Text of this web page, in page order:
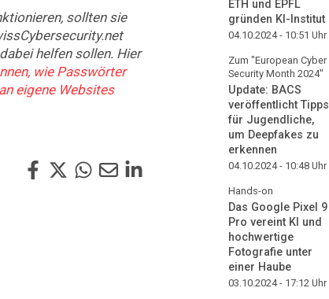
sollten sie
helfen sollen. Hier
wie Passwörter
eigene Websites
ETH und EPFL
gründen KI-Institut
04.10.2024 - 10:51 Uhr
Zum "European Cyber
Security Month 2024"
Update: BACS
veröffentlicht Tipps
für Jugendliche,
um Deepfakes zu
erkennen
04.10.2024 - 10:48 Uhr
Hands-on
Das Google Pixel 9
Pro vereint KI und
hochwertige
Fotografie unter
einer Haube
03.10.2024 - 17:12 Uhr